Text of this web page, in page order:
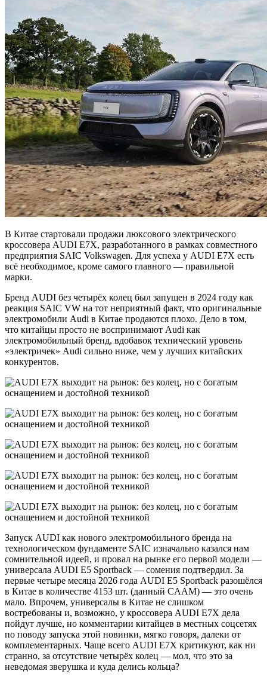
В Китае стартовали продажи люксового электрического
кроссовера AUDI E7X, разработанного в рамках совместного
предприятия SAIC Volkswagen. Для успеха у AUDI E7X есть
всё необходимое, кроме самого главного — правильной
марки.
Бренд AUDI без четырёх колец был запущен в 2024 году как
реакция SAIC VW на тот неприятный факт, что оригинальные
электромобили Audi в Китае продаются плохо. Дело в том,
что китайцы просто не воспринимают Audi как
электромобильный бренд, вдобавок технический уровень
«электричек» Audi сильно ниже, чем у лучших китайских
конкурентов.
Запуск AUDI как нового электромобильного бренда на
технологическом фундаменте SAIC изначально казался нам
сомнительной идеей, и провал на рынке его первой модели —
универсала AUDI E5 Sportback — сомения подтвердил. За
первые четыре месяца 2026 года AUDI E5 Sportback разошёлся
в Китае в количестве 4153 шт. (данный CAAM) — это очень
мало. Впрочем, универсалы в Китае не слишком
востребованы и, возможно, у кроссовера AUDI E7X дела
пойдут лучше, но комментарии китайцев в местных соцсетях
по поводу запуска этой новинки, мягко говоря, далеки от
комплементарных. Чаще всего AUDI E7X критикуют, как ни
странно, за отсутствие четырёх колец — мол, что это за
неведомая зверушка и куда делись кольца?